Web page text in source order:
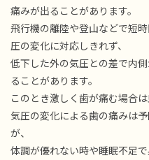
痛みが出ることがあります。
飛行機の離陸や登山などで短
圧の変化に対応しきれず、
低下した外の気圧との差で内
ることがあります。
このとき激しく歯が痛む場合
気圧の変化による歯の痛みは
が、
体調が優れない時や睡眠不足